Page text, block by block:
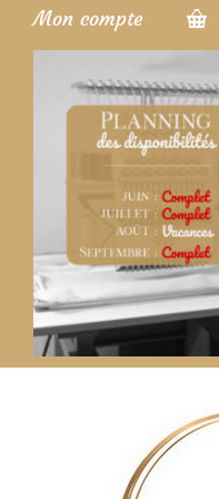
Mon compte